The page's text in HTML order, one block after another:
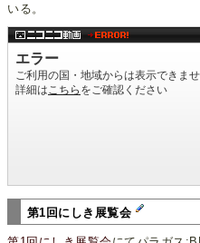
いる。
第1回にしき展覧会